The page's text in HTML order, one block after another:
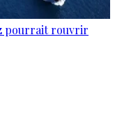
pourrait rouvrir